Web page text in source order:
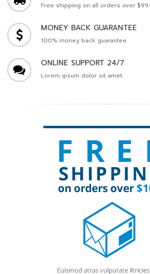
Free shipping on all orders over $99.
MONEY BACK GUARANTEE
100% money back guarantee.
ONLINE SUPPORT 24/7
Lorem ipsum dolor sit amet.